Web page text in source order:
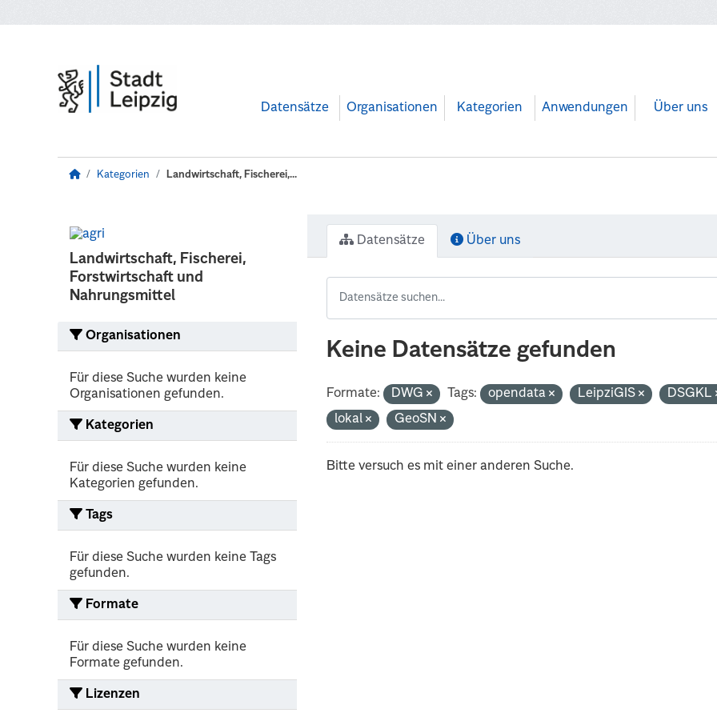
Datensätze Organisationen Kategorien Anwendungen Über uns
Kategorien Landwirtschaft, Fischerei,...
Landwirtschaft, Fischerei,
Forstwirtschaft und
Nahrungsmittel
Organisationen
Für diese Suche wurden keine
Organisationen gefunden.
Kategorien
Für diese Suche wurden keine
Kategorien gefunden.
Tags
Für diese Suche wurden keine Tags
gefunden.
Formate
Für diese Suche wurden keine
Formate gefunden.
Lizenzen
Datensätze Über uns
Keine Datensätze gefunden
Formate: DWG Tags: opendata LeipziGIS
DSGKL
lokal
GeoSN
Bitte versuch es mit einer anderen Suche.